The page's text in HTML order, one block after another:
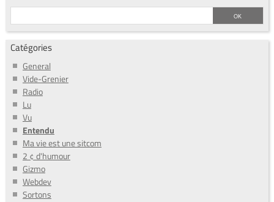
Catégories
General
Vide-Grenier
Radio
Lu
Vu
Entendu
Ma vie est une sitcom
2 ¢ d'humour
Gizmo
Webdev
Sortons